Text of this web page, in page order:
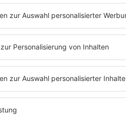
die Aktien des Chipkonzerns
aufgenommen. Entfernt
Werbevermarkters Ströer und
vorbehalten